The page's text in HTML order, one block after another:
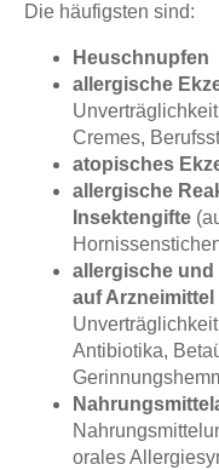
Die häufigsten sind:
Heuschnupfen
allergische
Cremes,
atopisches
allergische
Insektengifte
allergische
auf Arzneimittel
Antibiotika,
orales